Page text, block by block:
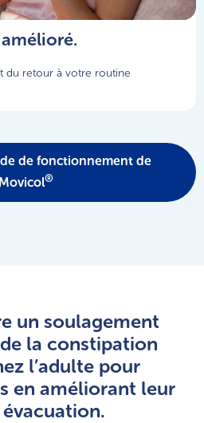
du retour à votre routine
de fonctionnement de
Movicol®
un soulagement
la constipation
l’adulte pour
en améliorant leur